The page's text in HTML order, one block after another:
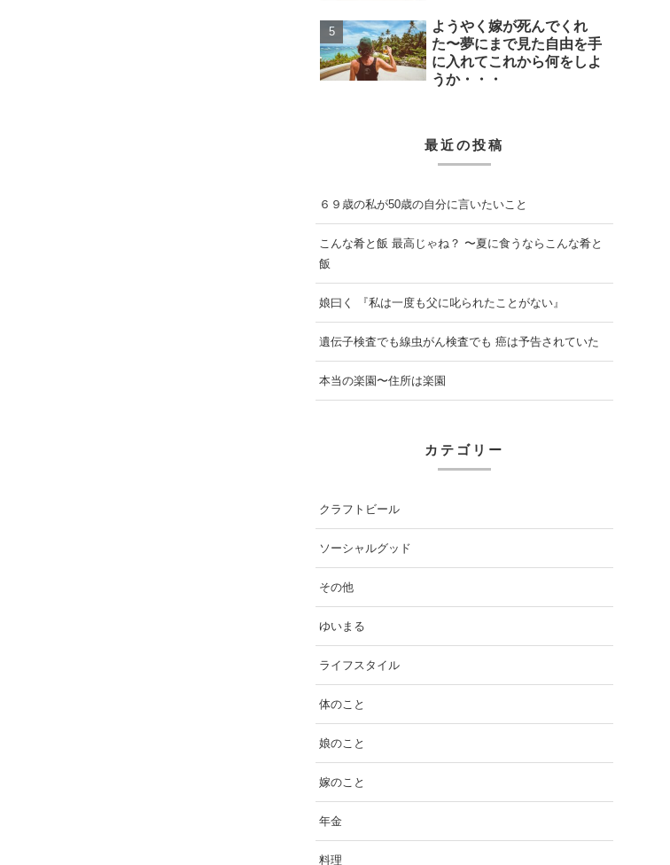
ようやく嫁が死んでくれ
た〜夢にまで見た自由を手
に入れてこれから何をしよ
うか・・・
最近の投稿
６９歳の私が50歳の自分に言いたいこと
こんな肴と飯 最高じゃね？ 〜夏に食うならこんな肴と
飯
娘曰く 『私は一度も父に叱られたことがない』
遺伝子検査でも線虫がん検査でも 癌は予告されていた
本当の楽園〜住所は楽園
カテゴリー
クラフトビール
ソーシャルグッド
その他
ゆいまる
ライフスタイル
体のこと
娘のこと
嫁のこと
年金
料理